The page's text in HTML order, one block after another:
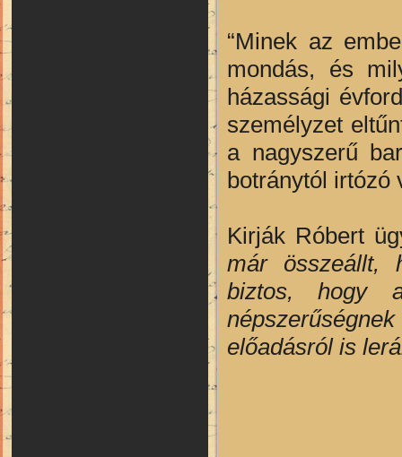
“Minek az
mondás, és
házassági
személyzet
a nagyszerű
botránytól irtózó
Kirják Róbert
már összeállt,
biztos, hogy
előadásról is